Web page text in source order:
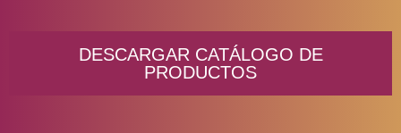
DESCARGAR CATÁLOGO DE
PRODUCTOS